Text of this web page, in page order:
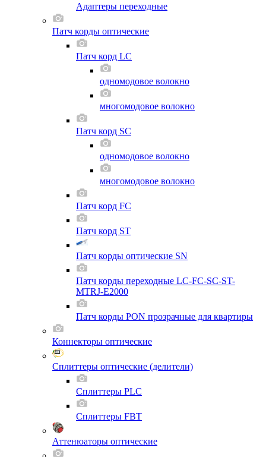
Адаптеры переходные
Патч корды оптические
Патч корд LC
одномодовое волокно
многомодовое волокно
Патч корд SC
одномодовое волокно
многомодовое волокно
Патч корд FC
Патч корд ST
Патч корды оптические SN
Патч корды переходные LC-FC-SC-ST-
MTRJ-E2000
Патч корды PON прозрачные для квартиры
Коннекторы оптические
Сплиттеры оптические (делители)
Сплиттеры PLC
Сплиттеры FBT
Аттенюаторы оптические